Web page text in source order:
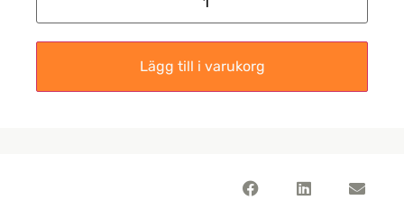
Lägg till i varukorg